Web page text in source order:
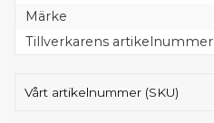
Märke
Tillverkarens artikelnummer
Vårt artikelnummer (SKU)